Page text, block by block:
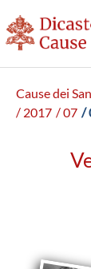
Cause dei
/ 2017 / 07 /